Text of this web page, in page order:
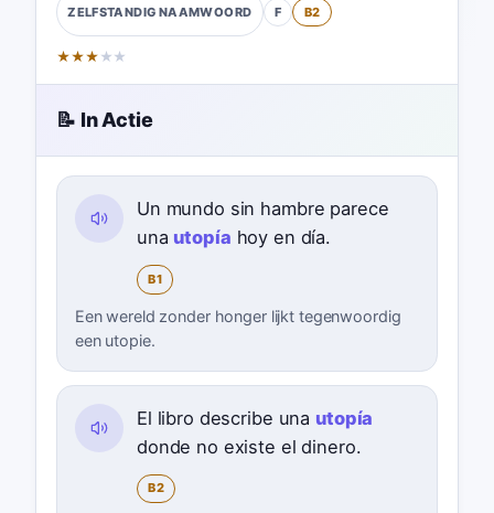
ZELFSTANDIG NAAMWOORD F B2
★★★ ★ ★
📝 In Actie
Un mundo sin hambre parece
una utopía hoy en día.
B1
Een wereld zonder honger lijkt tegenwoordig
een utopie.
El libro describe una utopía
donde no existe el dinero.
B2